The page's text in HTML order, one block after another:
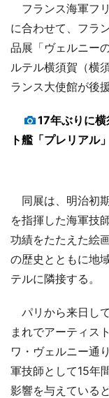
フランス海軍フ
に合わせて、フラ
品展「ヴェルニー
ルテル横須賀（横
ランス大使館が後
17年ぶりに
ト艦「プレリアル」
同展は、明治初
を指揮した海軍技
功績をたたえた絵
の歴史とともに地
テルに隣接する。
パリから来日し
まれでアーティス
ワ・ヴェルニー通
軍技師として15年
影響を与えていると